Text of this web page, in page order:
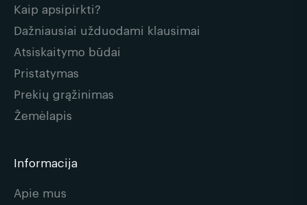
Kaip apsipirkti?
Dažniausiai užduodami klausimai
Atsiskaitymo būdai
Pristatymas
Prekių grąžinimas
Žemėlapis
Informacija
Apie mus